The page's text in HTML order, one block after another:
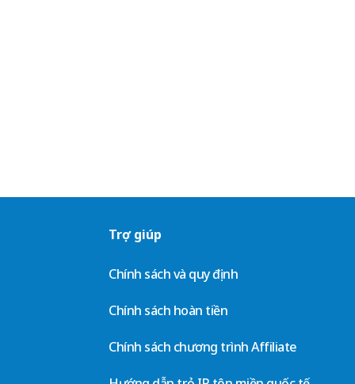
Trợ giúp
Chính sách và quy định
Chính sách hoàn tiền
Chính sách chương trình Affiliate